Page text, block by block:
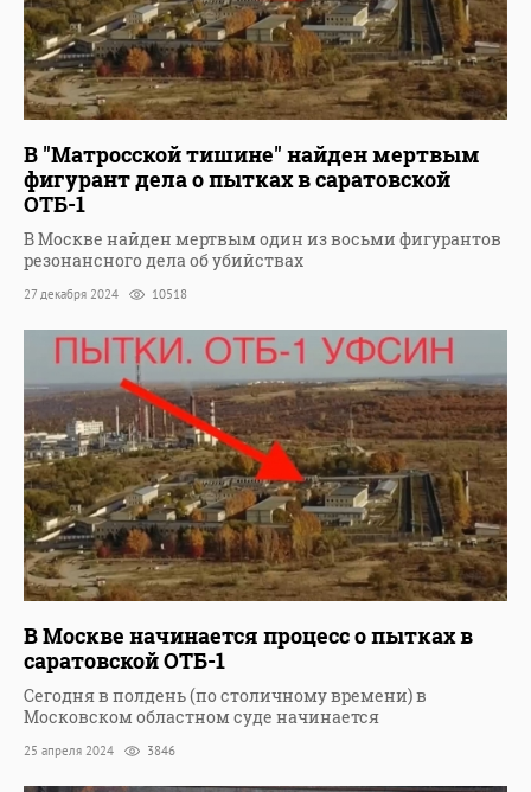
В "Матросской тишине" найден мертвым
фигурант дела о пытках в саратовской
ОТБ-1
В Москве найден мертвым один из восьми фигурантов
резонансного дела об убийствах
27 декабря 2024 10518
В Москве начинается процесс о пытках в
саратовской ОТБ-1
Сегодня в полдень (по столичному времени) в
Московском областном суде начинается
25 апреля 2024 3846